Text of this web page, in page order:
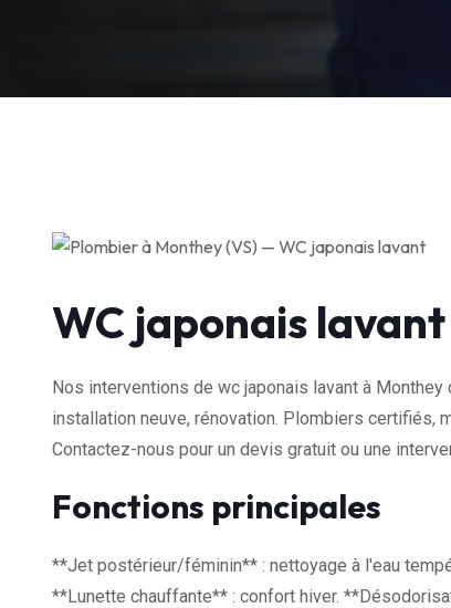
WC japonais
Nos interventions de wc japonais lavant à
installation neuve, rénovation. Plombiers certifiés,
Contactez-nous pour un devis gratuit ou une
Fonctions principales
**Jet postérieur/féminin** : nettoyage à l'eau
**Lunette chauffante** : confort hiver.